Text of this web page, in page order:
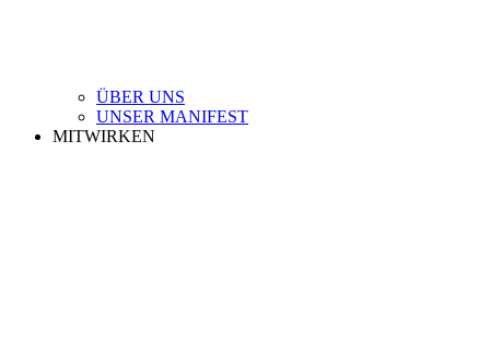
ÜBER UNS
UNSER MANIFEST
MITWIRKEN